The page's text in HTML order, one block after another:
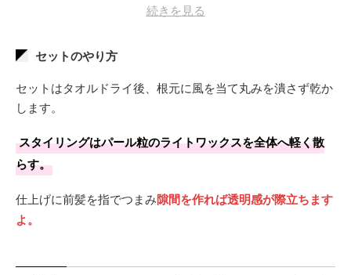
ブリーチは不要、1回のカラーだけで仕上がるから傷みを気
続きを見る
セットのやり方
セットはタオルドライ後、根元に風を当て丸みを潰さず乾か
します。
スタイリングはパール粒のライトワックスを全体へ軽く散
らす。
仕上げに前髪を指でつまみ隙間を作れば透明感が際立ちます
よ。